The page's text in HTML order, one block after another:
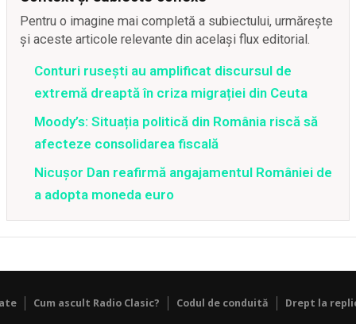
Pentru o imagine mai completă a subiectului, urmărește
și aceste articole relevante din același flux editorial.
Conturi rusești au amplificat discursul de
extremă dreaptă în criza migrației din Ceuta
Moody’s: Situația politică din România riscă să
afecteze consolidarea fiscală
Nicușor Dan reafirmă angajamentul României de
a adopta moneda euro
Cum ascult Radio Clasic? Codul de conduită Drept la